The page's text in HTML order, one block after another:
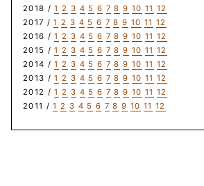
2018 /1 2 3 4 5 6 7 8 9 10 11 12
2017 /1 2 3 4 5 6 7 8 9 10 11 12
2016 /1 2 3 4 5 6 7 8 9 10 11 12
2015 /1 2 3 4 5 6 7 8 9 10 11 12
2014 /1 2 3 4 5 6 7 8 9 10 11 12
2013 /1 2 3 4 5 6 7 8 9 10 11 12
2012 /1 2 3 4 5 6 7 8 9 10 11 12
2011 /1 2 3 4 5 6 7 8 9 10 11 12